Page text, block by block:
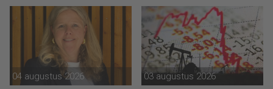
kunt geven aan jezelf’
04 augustus 2026 03 augustus 2026